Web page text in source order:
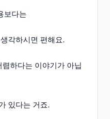
보다는
각하시면 편해요.
하다는 이야기가 아닙
있다는 거죠.